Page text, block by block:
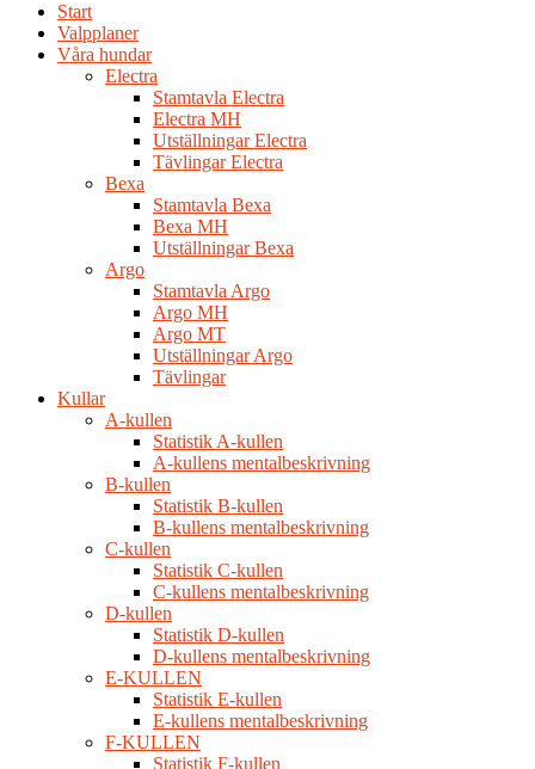
Start
Valpplaner
Våra hundar
Electra
Stamtavla Electra
Electra MH
Utställningar Electra
Tävlingar Electra
Bexa
Stamtavla Bexa
Bexa MH
Utställningar Bexa
Argo
Stamtavla Argo
Argo MH
Argo MT
Utställningar Argo
Tävlingar
Kullar
A-kullen
Statistik A-kullen
A-kullens mentalbeskrivning
B-kullen
Statistik B-kullen
B-kullens mentalbeskrivning
C-kullen
Statistik C-kullen
C-kullens mentalbeskrivning
D-kullen
Statistik D-kullen
D-kullens mentalbeskrivning
E-KULLEN
Statistik E-kullen
E-kullens mentalbeskrivning
F-KULLEN
Statistik F-kullen